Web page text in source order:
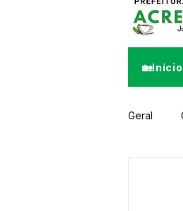
🏡Início
Geral